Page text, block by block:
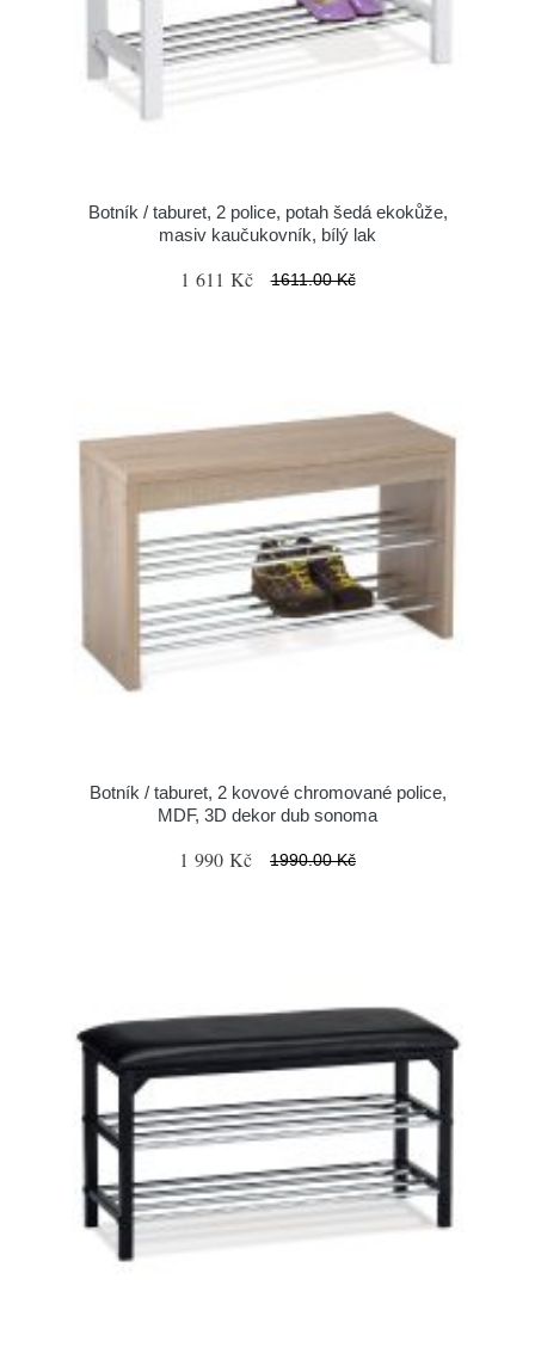
Botník / taburet, 2 police, potah šedá ekokůže,
masiv kaučukovník, bílý lak
1 611 Kč 1611.00 Kč
Botník / taburet, 2 kovové chromované police,
MDF, 3D dekor dub sonoma
1 990 Kč 1990.00 Kč